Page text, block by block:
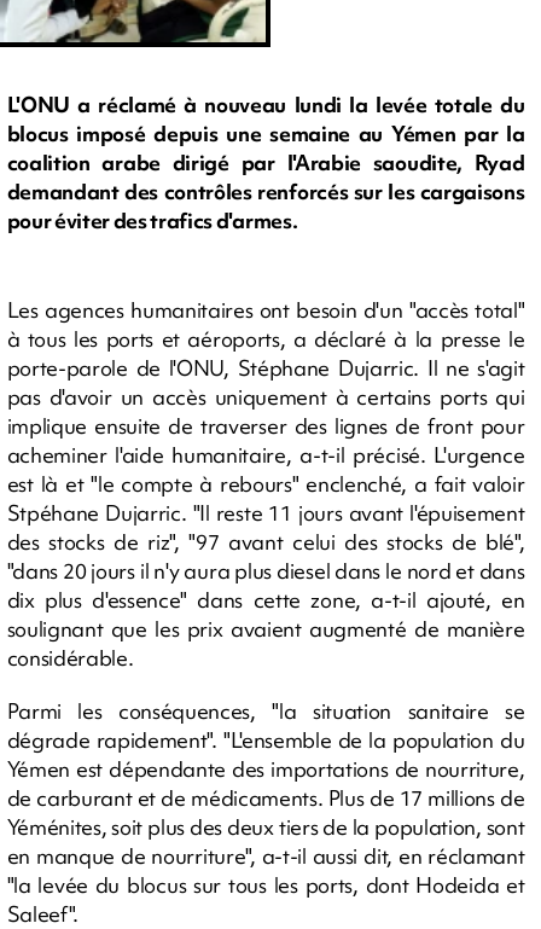
L'ONU a réclamé à nouveau lundi la levée totale du
blocus imposé depuis une semaine au Yémen par la
coalition arabe dirigé par l'Arabie saoudite, Ryad
demandant des contrôles renforcés sur les cargaisons
pour éviter des trafics d'armes.
Les agences humanitaires ont besoin d'un "accès total"
à tous les ports et aéroports, a déclaré à la presse le
porte-parole de l'ONU, Stéphane Dujarric. Il ne s'agit
pas d'avoir un accès uniquement à certains ports qui
implique ensuite de traverser des lignes de front pour
acheminer l'aide humanitaire, a-t-il précisé. L'urgence
est là et "le compte à rebours" enclenché, a fait valoir
Stpéhane Dujarric. "Il reste 11 jours avant l'épuisement
des stocks de riz", "97 avant celui des stocks de blé",
"dans 20 jours il n'y aura plus diesel dans le nord et dans
dix plus d'essence" dans cette zone, a-t-il ajouté, en
soulignant que les prix avaient augmenté de manière
considérable.
Parmi les conséquences, "la situation sanitaire se
dégrade rapidement". "L'ensemble de la population du
Yémen est dépendante des importations de nourriture,
de carburant et de médicaments. Plus de 17 millions de
Yéménites, soit plus des deux tiers de la population, sont
en manque de nourriture", a-t-il aussi dit, en réclamant
"la levée du blocus sur tous les ports, dont Hodeida et
Saleef".